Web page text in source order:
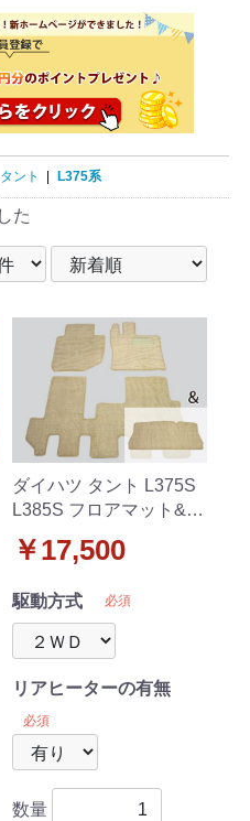
タント | L375系
た
ダイハツ タント L375S
L385S フロアマット&ラ
ゲッジマット 織柄C セ
ット 社外新品
￥17,500
駆動方式 必須
リアヒーターの有無
必須
数量